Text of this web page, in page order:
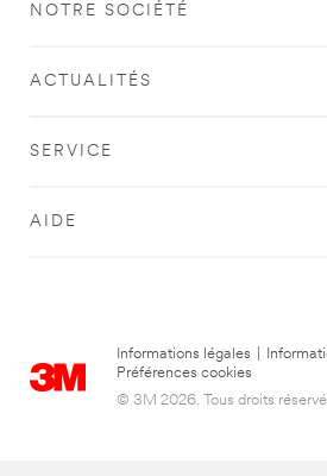
NOTRE SOCIÉTÉ
ACTUALITÉS
SERVICE
AIDE
Informations légales
Préférences cookies
© 3M 2026. Tous droits